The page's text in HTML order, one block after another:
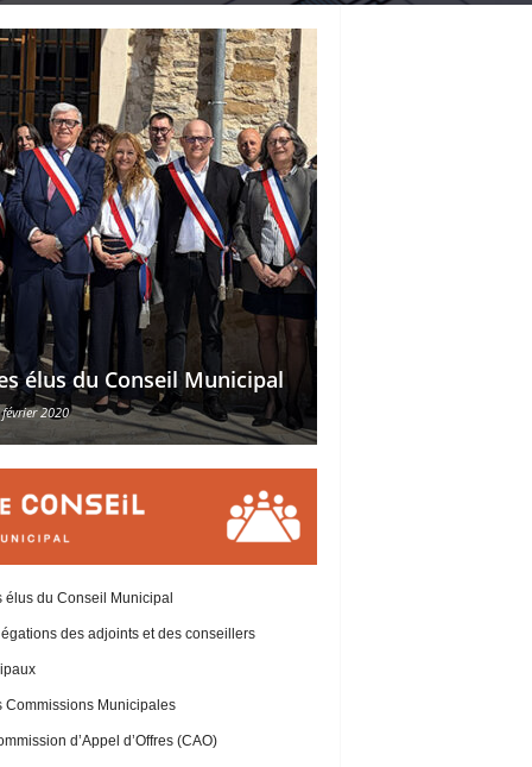
élus du Conseil Municipal
2020
du Conseil Municipal
des adjoints et des conseillers
Municipales
d’Appel d’Offres (CAO)